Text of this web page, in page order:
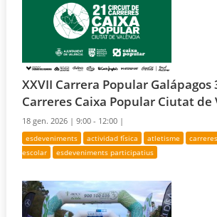
XXVII Carrera Popular Galápagos
Carreres Caixa Popular Ciutat de
18 gen. 2026 |9:00 - 12:00 |
esdeveniments actividad física atletisme
escolar
esdeveniments participatius